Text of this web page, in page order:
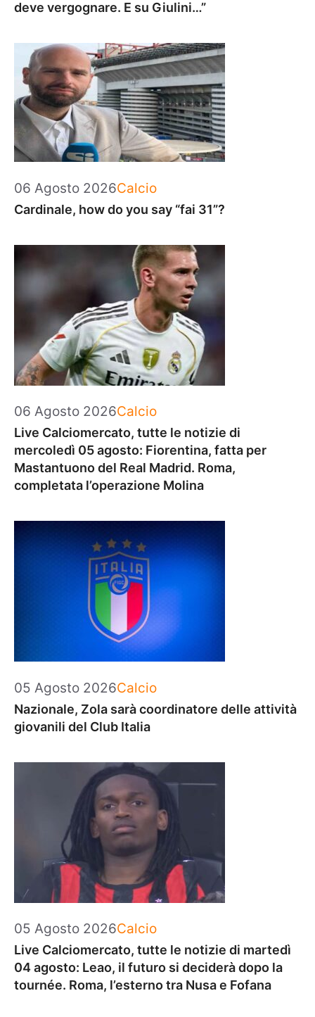
deve vergognare. E su Giulini…”
06 Agosto 2026Categorie
Calcio
Cardinale, how do you say “fai 31”?
06 Agosto 2026Categorie
Calcio
Live Calciomercato, tutte le notizie di
mercoledì 05 agosto: Fiorentina, fatta per
Mastantuono del Real Madrid. Roma,
completata l’operazione Molina
05 Agosto 2026Categorie
Calcio
Nazionale, Zola sarà coordinatore delle attività
giovanili del Club Italia
05 Agosto 2026Categorie
Calcio
Live Calciomercato, tutte le notizie di martedì
04 agosto: Leao, il futuro si deciderà dopo la
tournée. Roma, l’esterno tra Nusa e Fofana